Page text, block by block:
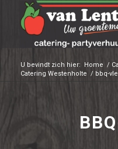
U bevindt zich hier: Home /
Catering Westenholte / bbq-